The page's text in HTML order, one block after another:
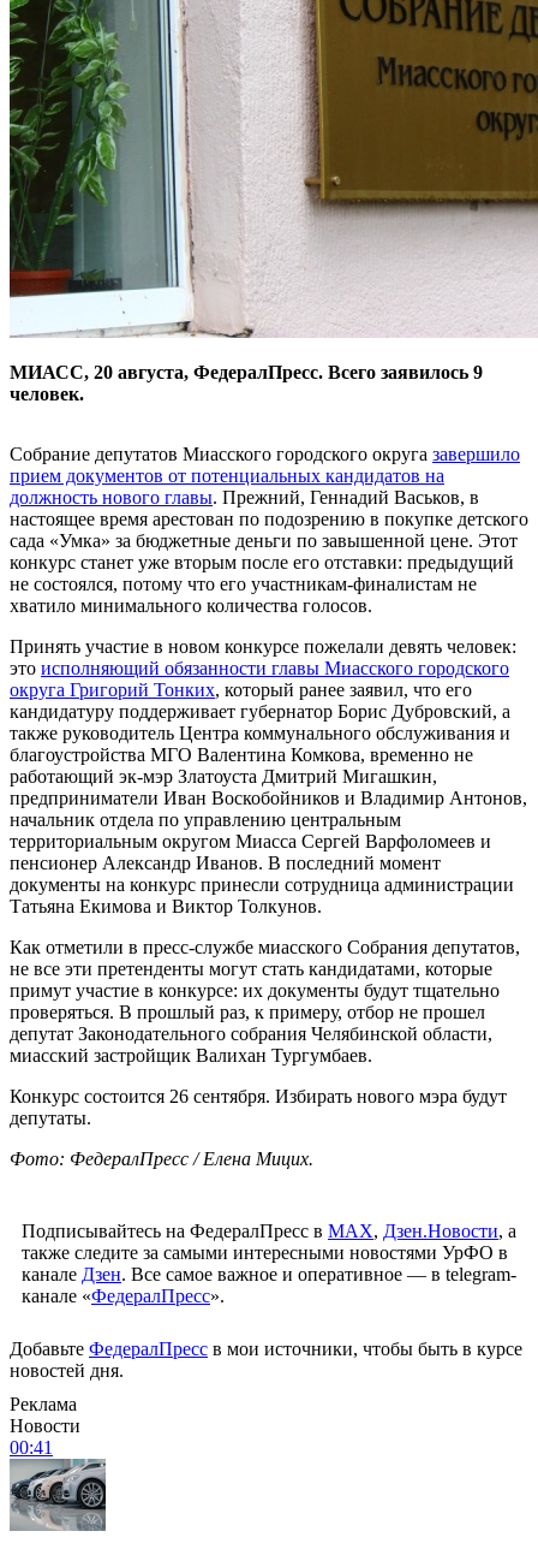
МИАСС, 20 августа, ФедералПресс. Всего заявилось 9
человек.
Собрание депутатов Миасского городского округа завершило
прием документов от потенциальных кандидатов на
должность нового главы. Прежний, Геннадий Васьков, в
настоящее время арестован по подозрению в покупке детского
сада «Умка» за бюджетные деньги по завышенной цене. Этот
конкурс станет уже вторым после его отставки: предыдущий
не состоялся, потому что его участникам-финалистам не
хватило минимального количества голосов.
Принять участие в новом конкурсе пожелали девять человек:
это исполняющий обязанности главы Миасского городского
округа Григорий Тонких, который ранее заявил, что его
кандидатуру поддерживает губернатор Борис Дубровский, а
также руководитель Центра коммунального обслуживания и
благоустройства МГО Валентина Комкова, временно не
работающий эк-мэр Златоуста Дмитрий Мигашкин,
предприниматели Иван Воскобойников и Владимир Антонов,
начальник отдела по управлению центральным
территориальным округом Миасса Сергей Варфоломеев и
пенсионер Александр Иванов. В последний момент
документы на конкурс принесли сотрудница администрации
Татьяна Екимова и Виктор Толкунов.
Как отметили в пресс-службе миасского Собрания депутатов,
не все эти претенденты могут стать кандидатами, которые
примут участие в конкурсе: их документы будут тщательно
проверяться. В прошлый раз, к примеру, отбор не прошел
депутат Законодательного собрания Челябинской области,
миасский застройщик Валихан Тургумбаев.
Конкурс состоится 26 сентября. Избирать нового мэра будут
депутаты.
Фото: ФедералПресс / Елена Мицих.
Подписывайтесь на ФедералПресс в МАХ, Дзен.Новости, а
также следите за самыми интересными новостями УрФО в
канале Дзен. Все самое важное и оперативное — в telegram-
канале «ФедералПресс».
Добавьте ФедералПресс в мои источники, чтобы быть в курсе
новостей дня.
Реклама
Новости
00:41